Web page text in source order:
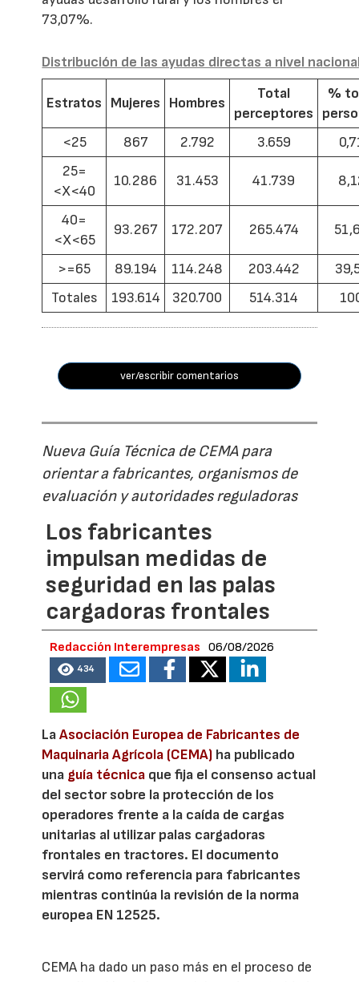
73,07%.
Distribución de las ayudas directas a nivel
Estratos Mujeres Hombres
Total
perceptores
%
<25
867 2.792 3.659
25=
<X<40
10.286 31.453 41.739
40=
<X<65
93.267 172.207 265.474
>=65 89.194 114.248 203.442
Totales
193.614 320.700 514.314
ver/escribir comentarios
Nueva Guía Técnica de CEMA para
orientar a fabricantes, organismos de
evaluación y autoridades reguladoras
Los fabricantes
impulsan medidas de
seguridad en las palas
cargadoras frontales
Redacción Interempresas 06/08/2026
434
LaAsociación Europea de Fabricantes de
Maquinaria Agrícola (CEMA) ha publicado
una guía técnica que fija el consenso actual
del sector sobre la protección de los
operadores frente a la caída de cargas
unitarias al utilizar palas cargadoras
frontales en tractores. El documento
servirá como referencia para fabricantes
mientras continúa la revisión de la norma
europea EN 12525.
CEMA ha dado un paso más en el proceso de